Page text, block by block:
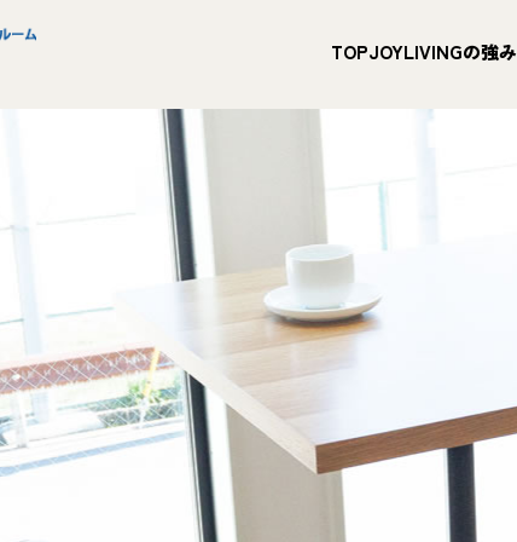
TOPJOYLIVINGの強み